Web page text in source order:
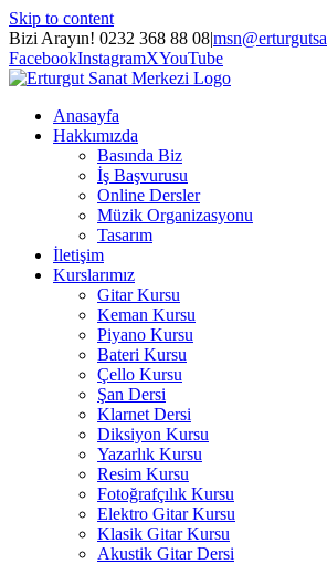
Skip to content
Bizi Arayın! 0232 368 88 08|
FacebookInstagramXYouTube
Anasayfa
Hakkımızda
Basında Biz
İş Başvurusu
Online Dersler
Müzik Organizasyonu
Tasarım
İletişim
Kurslarımız
Gitar Kursu
Keman Kursu
Piyano Kursu
Bateri Kursu
Çello Kursu
Şan Dersi
Klarnet Dersi
Diksiyon Kursu
Yazarlık Kursu
Resim Kursu
Fotoğrafçılık Kursu
Elektro Gitar Kursu
Klasik Gitar Kursu
Akustik Gitar Dersi